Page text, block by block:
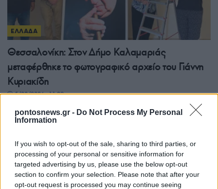
pontosnews.gr - Do Not Process My Personal
Information
If you wish to opt-out of the sale, sharing to third parties, or
processing of your personal or sensitive information for
targeted advertising by us, please use the below opt-out
section to confirm your selection. Please note that after your
opt-out request is processed you may continue seeing
ΕΛΛΑΔΑ
Θεσσαλονίκη: Στον Δήμο Καλαμαριάς
μεταφέρθηκε το φωτογραφικό αρχείο του Γιάννη
Κυριακίδη
5/08/2026 - 11:29μμ